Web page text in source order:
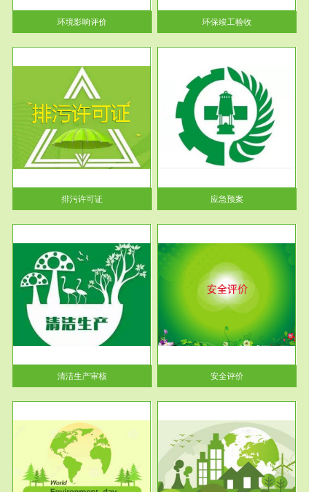
环境影响评价
告书、...
环保竣工验收
排污许可证
服务范围
应急预案
根据《中华人民共和国环境保护
法》第十九条 企业事业单位应
当按照...
应急预案
清洁生产审核
服务范围
安全评价
安全评价安全评价目的是查找、
分析和预测工程、系统、生产经
营活...
安全评价
服务范围
VOCs在线监测